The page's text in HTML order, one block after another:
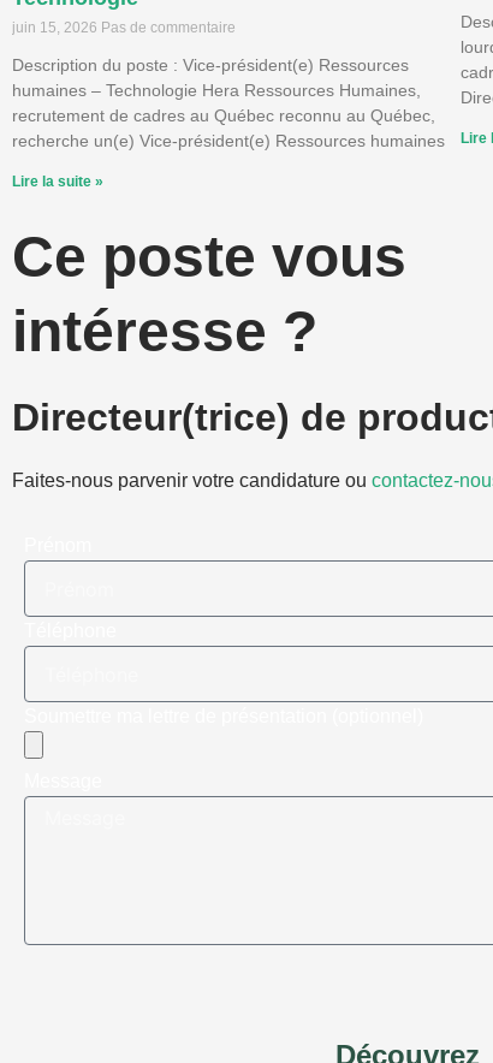
juin 15, 2026 Pas de commentaire
Description du poste : Vice-président(e) Ressources
humaines – Technologie Hera Ressources Humaines,
recrutement de cadres au Québec reconnu au Québec,
recherche un(e) Vice-président(e) Ressources humaines
Lire la suite »
Lire
Ce poste vous
intéresse ?
Directeur(trice) de
Faites-nous parvenir votre candidature ou contactez-
Découvrez